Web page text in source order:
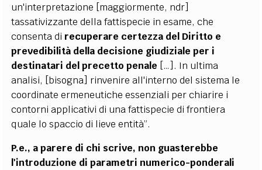
un'interpretazione [maggiormente, ndr]
tassativizzante della fattispecie in esame, che
consenta di recuperare certezza del Diritto e
prevedibilità della decisione giudiziale per i
destinatari del precetto penale […]. In ultima
analisi, [bisogna] rinvenire all'interno del sistema le
coordinate ermeneutiche essenziali per chiarire i
contorni applicativi di una fattispecie di frontiera
quale lo spaccio di lieve entità”.
P.e., a parere di chi scrive, non guasterebbe
l'introduzione di parametri numerico-ponderali